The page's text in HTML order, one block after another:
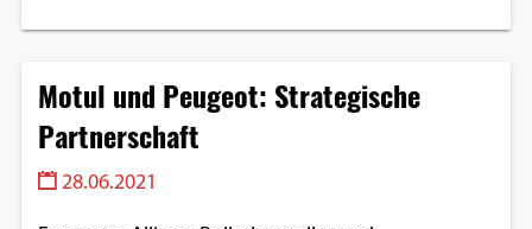
Motul und Peugeot: Strategische
Partnerschaft
28.06.2021